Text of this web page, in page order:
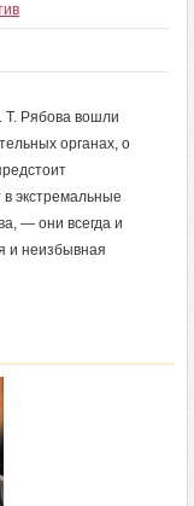
Т. Рябова вошли
органах, о
экстремальные
— они всегда и
и неизбывная